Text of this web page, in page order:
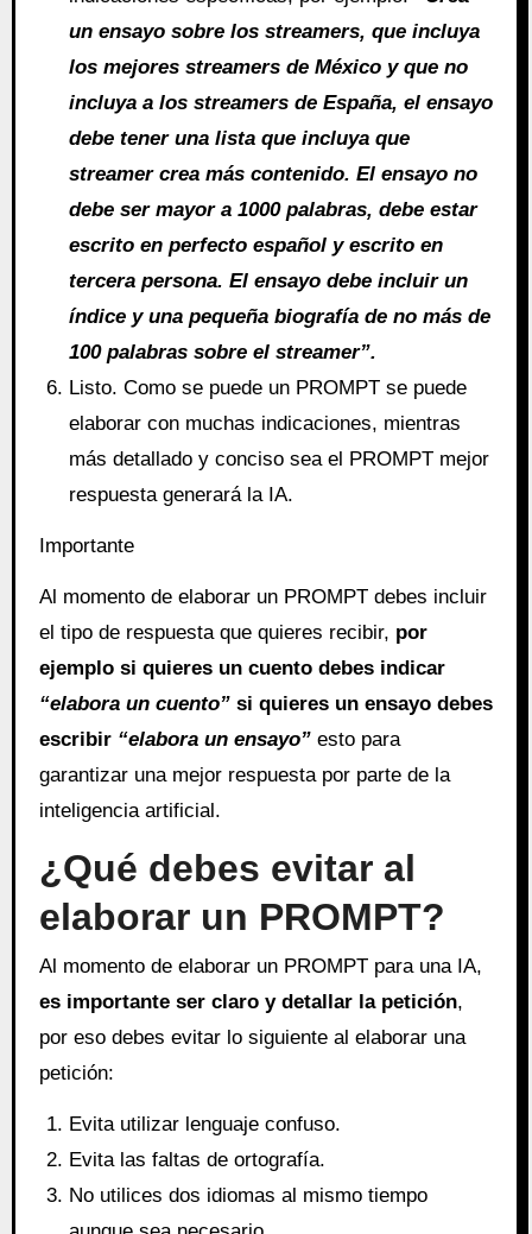
un ensayo sobre los streamers, que incluya
los mejores streamers de México y que no
incluya a los streamers de España, el ensayo
debe tener una lista que incluya que
streamer crea más contenido. El ensayo no
debe ser mayor a 1000 palabras, debe estar
escrito en perfecto español y escrito en
tercera persona. El ensayo debe incluir un
índice y una pequeña biografía de no más de
100 palabras sobre el streamer”.
Listo. Como se puede un PROMPT se puede
elaborar con muchas indicaciones, mientras
más detallado y conciso sea el PROMPT mejor
respuesta generará la IA.
Importante
Al momento de elaborar un PROMPT debes incluir
el tipo de respuesta que quieres recibir, por
ejemplo si quieres un cuento debes indicar
“elabora un cuento”si quieres un ensayo debes
escribir “elabora un ensayo”esto para
garantizar una mejor respuesta por parte de la
inteligencia artificial.
¿Qué debes evitar al
elaborar un PROMPT?
Al momento de elaborar un PROMPT para una IA,
es importante ser claro y detallar la petición,
por eso debes evitar lo siguiente al elaborar una
petición:
Evita utilizar lenguaje confuso.
Evita las faltas de ortografía.
No utilices dos idiomas al mismo tiempo